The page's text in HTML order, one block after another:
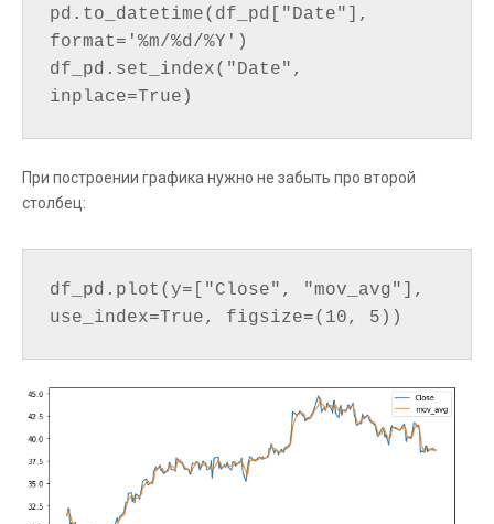
pd.to_datetime(df_pd["Date"],
format='%m/%d/%Y')
df_pd.set_index("Date",
При построении графика нужно не забыть про второй
столбец:
df_pd.plot(y=["Close", "mov_avg"],